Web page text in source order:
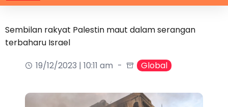
Sembilan rakyat Palestin maut dalam serangan
terbaharu Israel
19/12/2023 | 10:11 am
Global